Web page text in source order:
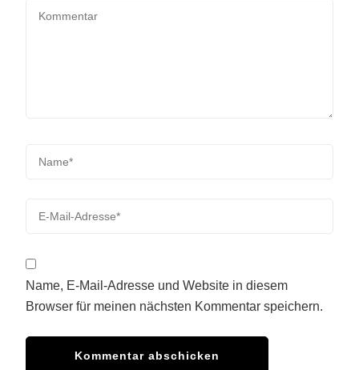
Name, E-Mail-Adresse und Website in diesem
Browser für meinen nächsten Kommentar speichern.